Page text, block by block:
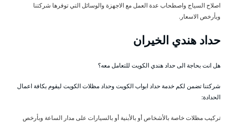
اصلاح السياج واصطحاب عدة العمل مع الاجهزة والوسائل التي توفرها شركتنا
وبأرخص الاسعار.
حداد هندي الخيران
هل انت بحاجة الى حداد هندي الكويت للتعامل معه؟
شركتنا تضمن لكم خدمة حداد ابواب الكويت وحداد مظلات الكويت ليقوم بكافة اعمال
الحدادة:
تركيب مظلات خاصة بالأشخاص أو بالأبنية أو بالسيارات على مدار الساعة وبأرخص